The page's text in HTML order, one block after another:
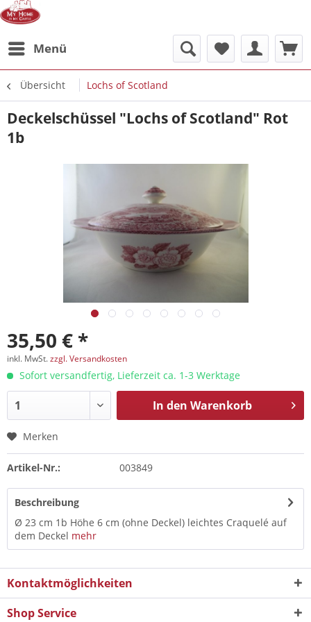
Menü
Übersicht Lochs of Scotland
Deckelschüssel "Lochs of Scotland" Rot
1b
35,50 € *
inkl. MwSt.zzgl. Versandkosten
Sofort versandfertig, Lieferzeit ca. 1-3 Werktage
In den Warenkorb
Merken
Artikel-Nr.: 003849
Beschreibung
Ø 23 cm 1b Höhe 6 cm (ohne Deckel) leichtes Craquelé auf
dem Deckel mehr
Kontaktmöglichkeiten
Shop Service